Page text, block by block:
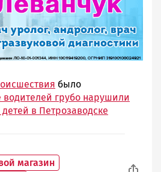
было
водителей грубо нарушили
в Петрозаводске
магазин